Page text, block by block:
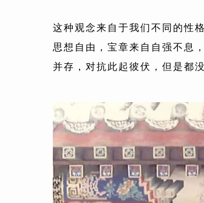
这种观念来自于我们不同的性
思想自由，宝章来自自强不息
并存，对抗此起彼伏，但是都